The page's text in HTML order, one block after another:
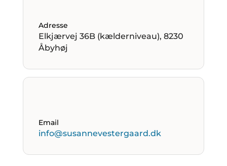
Adresse
Elkjærvej 36B (kælderniveau), 8230
Åbyhøj
Email
info@susannevestergaard.dk